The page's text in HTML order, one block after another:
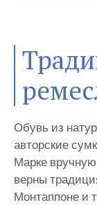
Обувь из
авторские
Марке
верны
Монтаппоне и